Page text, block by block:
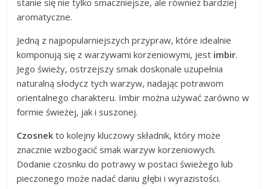
stanie się nie tylko smaczniejsze, ale również bardziej
aromatyczne.
Jedną z najpopularniejszych przypraw, które idealnie
komponują się z warzywami korzeniowymi, jest imbir.
Jego świeży, ostrzejszy smak doskonale uzupełnia
naturalną słodycz tych warzyw, nadając potrawom
orientalnego charakteru. Imbir można używać zarówno w
formie świeżej, jak i suszonej.
Czosnek to kolejny kluczowy składnik, który może
znacznie wzbogacić smak warzyw korzeniowych.
Dodanie czosnku do potrawy w postaci świeżego lub
pieczonego może nadać daniu głębi i wyrazistości.